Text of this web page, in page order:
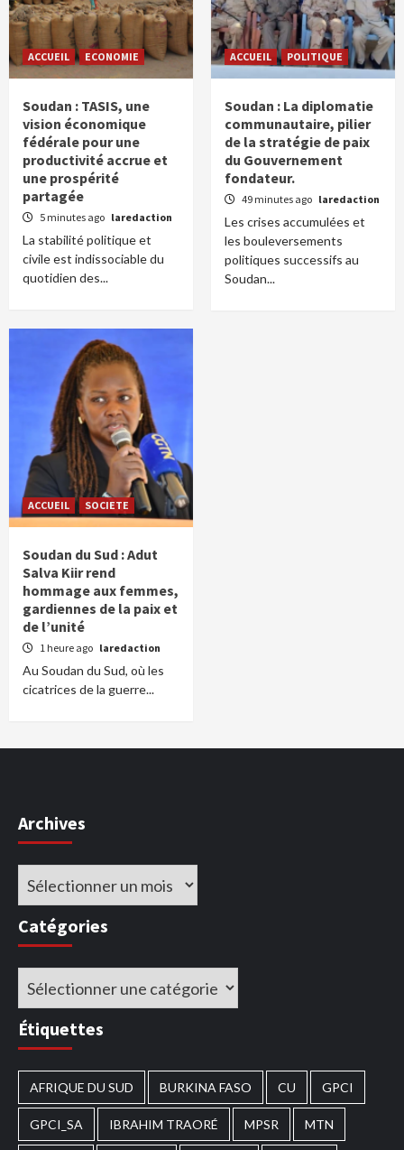
ACCUEIL ECONOMIE
Soudan : TASIS, une
vision économique
fédérale pour une
productivité accrue et
une prospérité
partagée
5 minutes ago laredaction
La stabilité politique et
civile est indissociable du
quotidien des...
ACCUEIL POLITIQUE
Soudan : La diplomatie
communautaire, pilier
de la stratégie de paix
du Gouvernement
fondateur.
49 minutes ago laredaction
Les crises accumulées et
les bouleversements
politiques successifs au
Soudan...
ACCUEIL SOCIETE
Soudan du Sud : Adut
Salva Kiir rend
hommage aux femmes,
gardiennes de la paix et
de l’unité
1 heure ago laredaction
Au Soudan du Sud, où les
cicatrices de la guerre...
Archives
Archives
Catégories
Catégories
Étiquettes
AFRIQUE DU SUD BURKINA FASO CU GPCI
GPCI_SA IBRAHIM TRAORÉ MPSR MTN